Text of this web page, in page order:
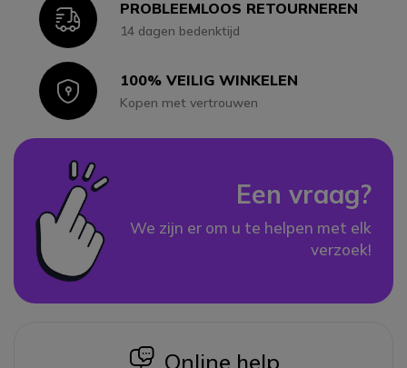
IconPROBLEEMLOOS RETOURNEREN
14 dagen bedenktijd
Icon100% VEILIG WINKELEN
Kopen met vertrouwen
Een vraag?
We zijn er om u te helpen met elk
verzoek!
icon
Online help